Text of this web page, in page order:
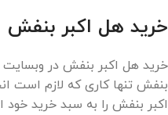
خرید هل اکبر بنفش
خرید هل اکبر بنفش در وبسایت
بنفش تنها کاری که لازم است
اکبر بنفش را به سبد خرید